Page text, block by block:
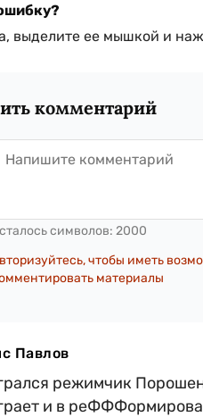
выделите ее мышкой и
комментарий
символов: 2000
чтобы иметь
материалы
Павлов
режимчик
и в